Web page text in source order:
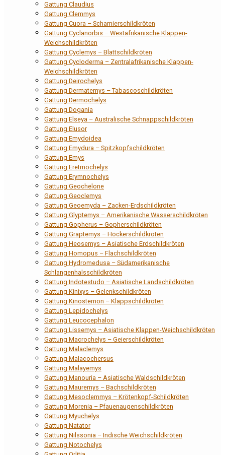
Gattung Claudius
Gattung Clemmys
Gattung Cuora – Scharnierschildkröten
Gattung Cyclanorbis – Westafrikanische Klappen-
Weichschildkröten
Gattung Cyclemys – Blattschildkröten
Gattung Cycloderma – Zentralafrikanische Klappen-
Weichschildkröten
Gattung Deirochelys
Gattung Dermatemys – Tabascoschildkröten
Gattung Dermochelys
Gattung Dogania
Gattung Elseya – Australische Schnappschildkröten
Gattung Elusor
Gattung Emydoidea
Gattung Emydura – Spitzkopfschildkröten
Gattung Emys
Gattung Eretmochelys
Gattung Erymnochelys
Gattung Geochelone
Gattung Geoclemys
Gattung Geoemyda – Zacken-Erdschildkröten
Gattung Glyptemys – Amerikanische Wasserschildkröten
Gattung Gopherus – Gopherschildkröten
Gattung Graptemys – Höckerschildkröten
Gattung Heosemys – Asiatische Erdschildkröten
Gattung Homopus – Flachschildkröten
Gattung Hydromedusa – Südamerikanische
Schlangenhalsschildkröten
Gattung Indotestudo – Asiatische Landschildkröten
Gattung Kinixys – Gelenkschildkröten
Gattung Kinosternon – Klappschildkröten
Gattung Lepidochelys
Gattung Leucocephalon
Gattung Lissemys – Asiatische Klappen-Weichschildkröten
Gattung Macrochelys – Geierschildkröten
Gattung Malaclemys
Gattung Malacochersus
Gattung Malayemys
Gattung Manouria – Asiatische Waldschildkröten
Gattung Mauremys – Bachschildkröten
Gattung Mesoclemmys – Krötenkopf-Schildkröten
Gattung Morenia – Pfauenaugenschildkröten
Gattung Myuchelys
Gattung Natator
Gattung Nilssonia – Indische Weichschildkröten
Gattung Notochelys